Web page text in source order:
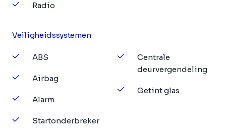
Radio
Veiligheidssystemen
ABS
Airbag
Alarm
Startonderbreker
Centrale
deurvergendeling
Getint glas